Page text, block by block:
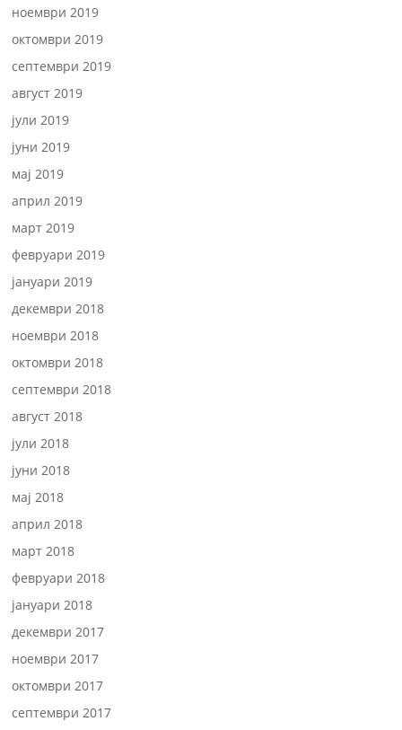
ноември 2019
октомври 2019
септември 2019
август 2019
јули 2019
јуни 2019
мај 2019
април 2019
март 2019
февруари 2019
јануари 2019
декември 2018
ноември 2018
октомври 2018
септември 2018
август 2018
јули 2018
јуни 2018
мај 2018
април 2018
март 2018
февруари 2018
јануари 2018
декември 2017
ноември 2017
октомври 2017
септември 2017